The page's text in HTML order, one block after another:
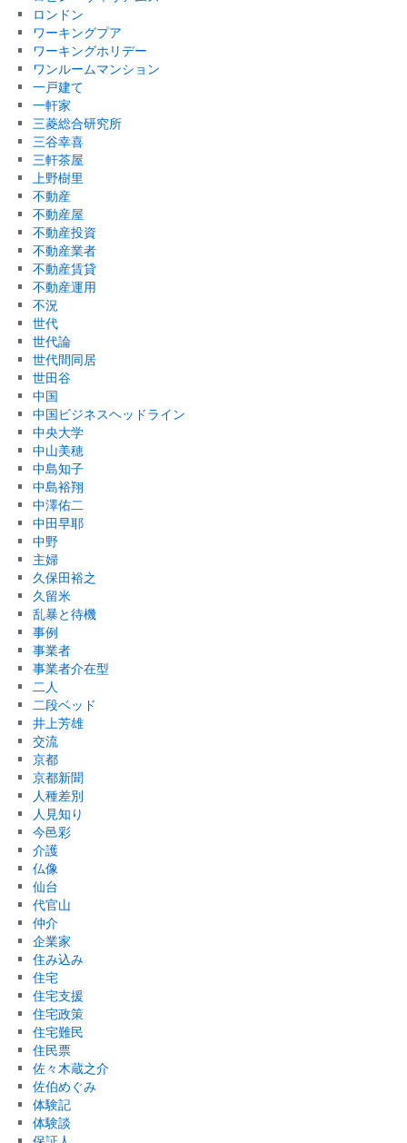
ロンドン
ワーキングプア
ワーキングホリデー
ワンルームマンション
一戸建て
一軒家
三菱総合研究所
三谷幸喜
三軒茶屋
上野樹里
不動産
不動産屋
不動産投資
不動産業者
不動産賃貸
不動産運用
不況
世代
世代論
世代間同居
世田谷
中国
中国ビジネスヘッドライン
中央大学
中山美穂
中島知子
中島裕翔
中澤佑二
中田早耶
中野
主婦
久保田裕之
久留米
乱暴と待機
事例
事業者
事業者介在型
二人
二段ベッド
井上芳雄
交流
京都
京都新聞
人種差別
人見知り
今邑彩
介護
仏像
仙台
代官山
仲介
企業家
住み込み
住宅
住宅支援
住宅政策
住宅難民
住民票
佐々木蔵之介
佐伯めぐみ
体験記
体験談